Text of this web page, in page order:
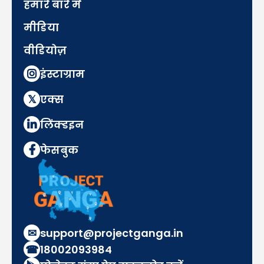
हमारे बारे में
मीडिया
वीडियोज़
इंस्टाग्राम
𝕏 एक्स
लिंक्डइन
फेसबुक
✉ support@projectganga.in
☎18002093984